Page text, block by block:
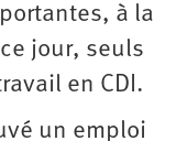
à la
jour, seuls
en CDI.
un emploi